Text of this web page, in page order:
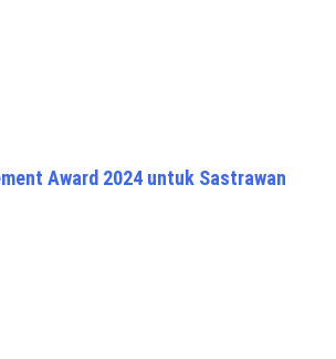
Award 2024 untuk Sastrawan